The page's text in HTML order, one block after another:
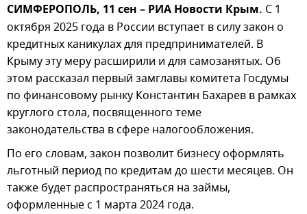
СИМФЕРОПОЛЬ, 11 сен – РИА Новости Крым. С 1
октября 2025 года в России вступает в силу закон о
кредитных каникулах для предпринимателей. В
Крыму эту меру расширили и для самозанятых. Об
этом рассказал первый замглавы комитета Госдумы
по финансовому рынку Константин Бахарев в рамках
круглого стола, посвященного теме
законодательства в сфере налогообложения.
По его словам, закон позволит бизнесу оформлять
льготный период по кредитам до шести месяцев. Он
также будет распространяться на займы,
оформленные с 1 марта 2024 года.